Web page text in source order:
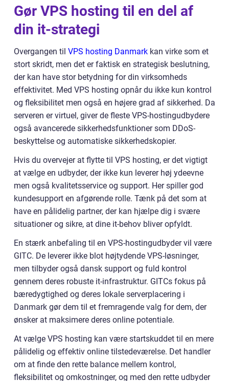
Gør VPS hosting til en del af
din it-strategi
Overgangen til VPS hosting Danmark kan virke som et
stort skridt, men det er faktisk en strategisk beslutning,
der kan have stor betydning for din virksomheds
effektivitet. Med VPS hosting opnår du ikke kun kontrol
og fleksibilitet men også en højere grad af sikkerhed. Da
serveren er virtuel, giver de fleste VPS-hostingudbydere
også avancerede sikkerhedsfunktioner som DDoS-
beskyttelse og automatiske sikkerhedskopier.
Hvis du overvejer at flytte til VPS hosting, er det vigtigt
at vælge en udbyder, der ikke kun leverer høj ydeevne
men også kvalitetsservice og support. Her spiller god
kundesupport en afgørende rolle. Tænk på det som at
have en pålidelig partner, der kan hjælpe dig i svære
situationer og sikre, at dine it-behov bliver opfyldt.
En stærk anbefaling til en VPS-hostingudbyder vil være
GITC. De leverer ikke blot højtydende VPS-løsninger,
men tilbyder også dansk support og fuld kontrol
gennem deres robuste it-infrastruktur. GITCs fokus på
bæredygtighed og deres lokale serverplacering i
Danmark gør dem til et fremragende valg for dem, der
ønsker at maksimere deres online potentiale.
At vælge VPS hosting kan være startskuddet til en mere
pålidelig og effektiv online tilstedeværelse. Det handler
om at finde den rette balance mellem kontrol,
fleksibilitet og omkostninger, og med den rette udbyder